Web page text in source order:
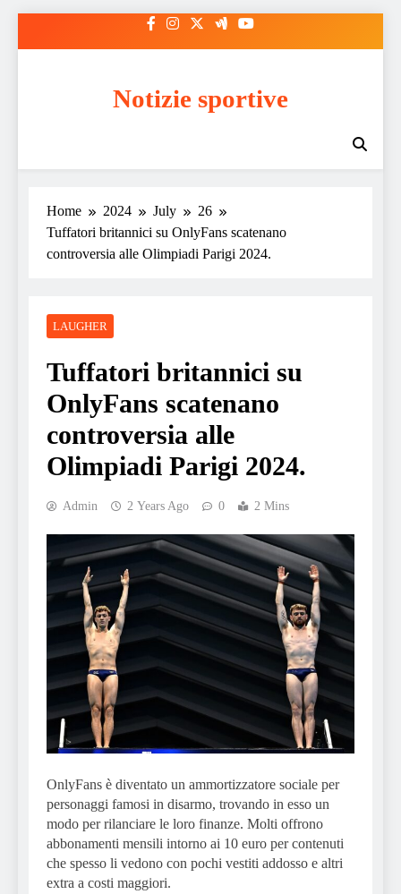
Notizie sportive
Home 2024 July
26
Tuffatori britannici su OnlyFans scatenano
controversia alle Olimpiadi Parigi 2024.
LAUGHER
Tuffatori britannici su
OnlyFans scatenano
controversia alle
Olimpiadi Parigi 2024.
Admin 2 Years Ago 0 2 Mins
OnlyFans è diventato un ammortizzatore sociale per
personaggi famosi in disarmo, trovando in esso un
modo per rilanciare le loro finanze. Molti offrono
abbonamenti mensili intorno ai 10 euro per contenuti
che spesso li vedono con pochi vestiti addosso e altri
extra a costi maggiori.